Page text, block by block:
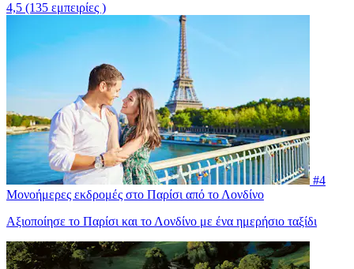
4,5 (135 εμπειρίες )
#4
Μονοήμερες εκδρομές στο Παρίσι από το Λονδίνο
Αξιοποίησε το Παρίσι και το Λονδίνο με ένα ημερήσιο ταξίδι